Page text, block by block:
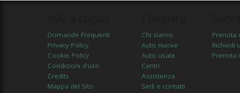
Domande Frequenti
Privacy Policy
Cookie Policy
Condizioni d'uso
Credits
Mappa del Sito
Chi siamo
Auto nuove
Auto usate
Centri
Assistenza
Sedi e contatti
Prenota
Richiedi
Prenota